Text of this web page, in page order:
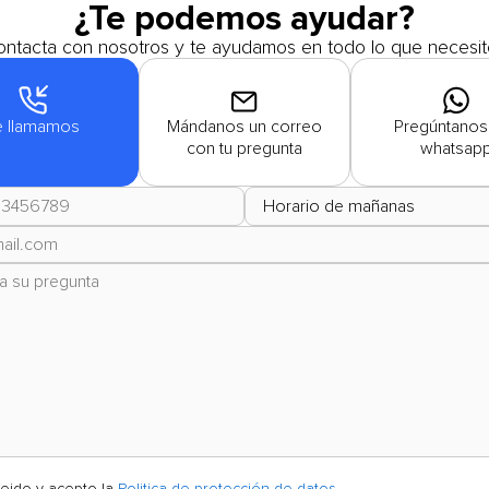
¿Te podemos ayudar?
con nosotros y te ayudamos en todo lo que
llamamos
Mándanos un correo
con tu pregunta